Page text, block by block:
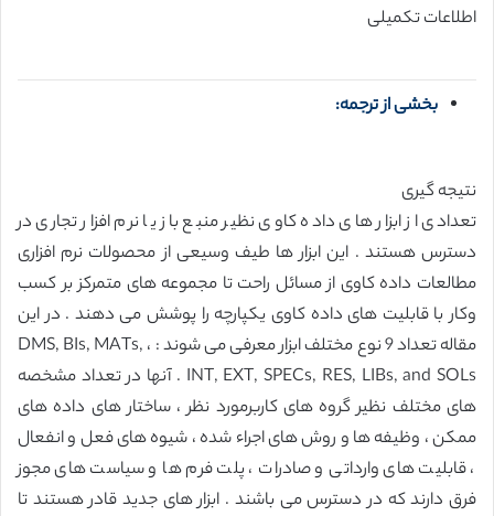
اطلاعات تکمیلی
بخشی از ترجمه:
نتیجه گیری
تعدادی از ابزار های داده کاوی نظیر منبع باز یا نرم افزار تجاری در
دسترس هستند . این ابزار ها طیف وسیعی از محصولات نرم افزاری
مطالعات داده کاوی از مسائل راحت تا مجموعه های متمرکز بر کسب
وکار با قابلیت های داده کاوی یکپارچه را پوشش می دهند . در این
مقاله تعداد 9 نوع مختلف ابزار معرفی می شوند : DMS, BIs, MATs, ،
INT, EXT, SPECs, RES, LIBs, and SOLs . آنها در تعداد مشخصه
های مختلف نظیر گروه های کاربرمورد نظر ، ساختار های داده های
ممکن ، وظیفه ها و روش های اجراء شده ، شیوه های فعل و انفعال
، قابلیت های وارداتی و صادرات ، پلت فرم ها و سیاست های مجوز
فرق دارند که در دسترس می باشند . ابزار های جدید قادر هستند تا